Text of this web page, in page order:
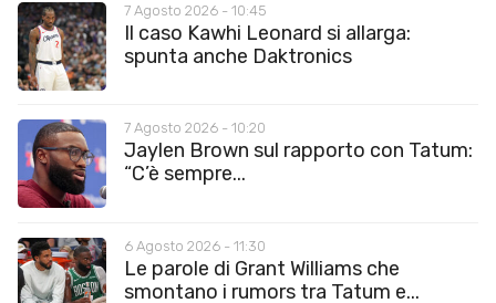
7 Agosto 2026 - 10:45
Il caso Kawhi Leonard si allarga:
spunta anche Daktronics
7 Agosto 2026 - 10:20
Jaylen Brown sul rapporto con Tatum:
“C’è sempre...
6 Agosto 2026 - 11:30
Le parole di Grant Williams che
smontano i rumors tra Tatum e...